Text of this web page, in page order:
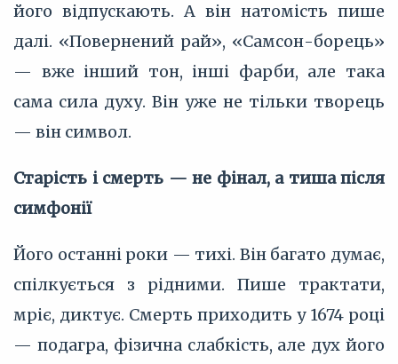
його відпускають. А він натомість пише
далі. «Повернений рай», «Самсон-борець»
— вже інший тон, інші фарби, але така
сама сила духу. Він уже не тільки творець
— він символ.
Старість і смерть — не фінал, а тиша після
симфонії
Його останні роки — тихі. Він багато думає,
спілкується з рідними. Пише трактати,
мріє, диктує. Смерть приходить у 1674 році
— подагра, фізична слабкість, але дух його